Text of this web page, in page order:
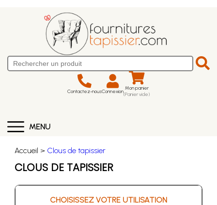
Contactez-nousConnexion Mon panier
(Panier vide)
MENU
Accueil > Clous de tapissier
CLOUS DE TAPISSIER
CHOISISSEZ VOTRE UTILISATION